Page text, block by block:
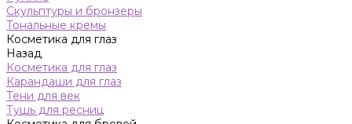
Скульптуры и бронзеры
Тональные кремы
Косметика для глаз
Назад
Косметика для глаз
Карандаши для глаз
Тени для век
Тушь для ресниц